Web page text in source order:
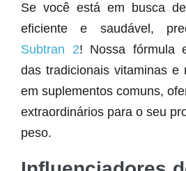
Se você está em busca
eficiente e saudável,
Subtran 2! Nossa fórmula
das tradicionais vitaminas e
em suplementos comuns,
extraordinários para o seu
peso.